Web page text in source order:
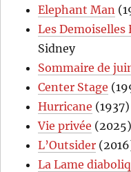
Elephant Man
Les Demoiselles
Sidney
Sommaire de
Center Stage
Hurricane
Vie privée
L’Outsider
La Lame